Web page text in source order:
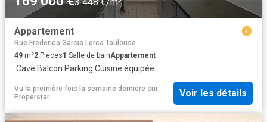
3 448 €/m²
Appartement
Rue Frederico Garcia Lorca Toulouse
49 m²2 Pièces1 Salle de bainAppartement
·Cave·Balcon·Parking·Cuisine équipée
Vu la première fois la semaine dernière sur
Properstar
Voir les détails